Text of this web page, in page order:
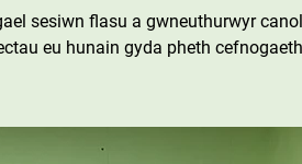
sesiwn flasu a gwneuthurwyr
eu hunain gyda pheth